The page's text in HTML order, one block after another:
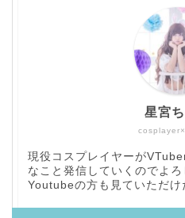
星宮
現役コスプレイヤーが
なこと発信していくのでよろ
Youtubeの方も見ていただけ